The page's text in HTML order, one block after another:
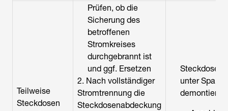
Teilweise
Steckdosen
Prüfen, ob die
Sicherung des
betroffenen
Stromkreises
durchgebrannt ist
und ggf. Ersetzen
2. Nach vollständiger
Stromtrennung die
Steckdosenabdeckung
Steckdosen
unter
demontieren